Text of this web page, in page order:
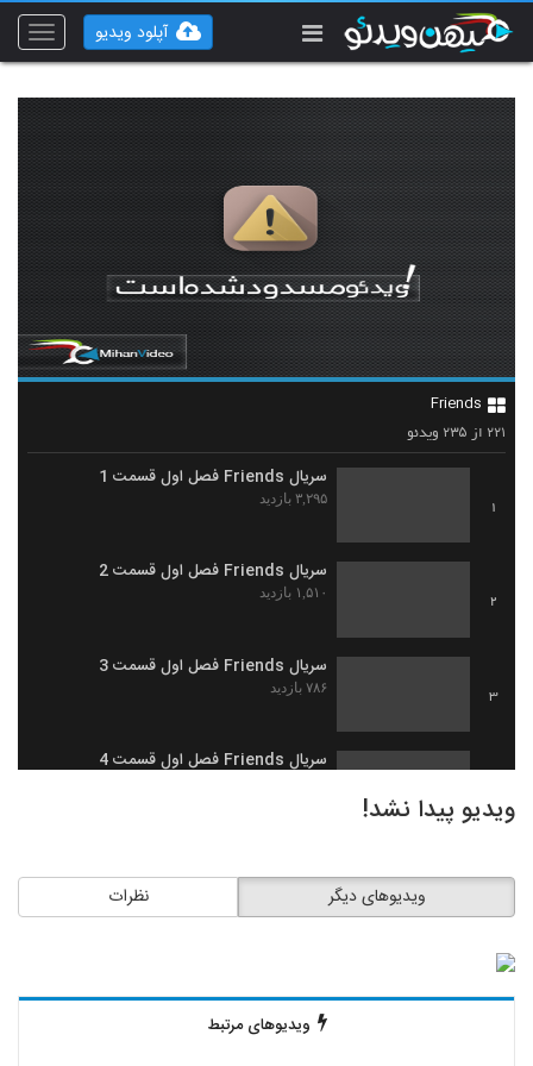
Toggle
آپلود ویدیو
Friends
۲۲۱ از ۲۳۵ ویدئو
1
سریال Friends فصل اول قسمت 1
۳,۲۹۵ بازدید
2
سریال Friends فصل اول قسمت 2
۱,۵۱۰ بازدید
3
سریال Friends فصل اول قسمت 3
۷۸۶ بازدید
سریال Friends فصل اول قسمت 4
۱,۲۶۹ بازدید
ویدیو پیدا نشد!
نظرات ویدیوهای دیگر
ویدیوهای مرتبط